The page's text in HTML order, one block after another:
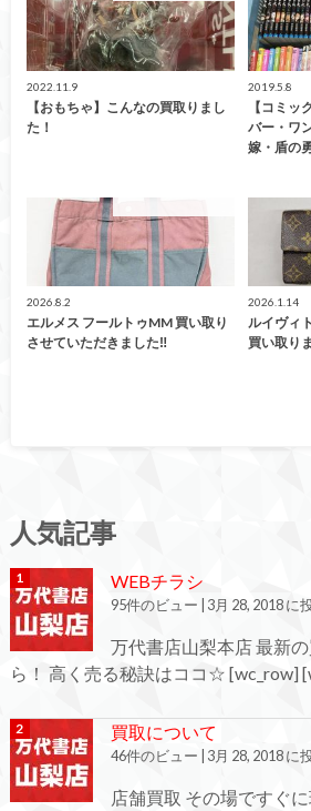
2022.11.9
【おもちゃ】こんなの買取りまし
た！
2019.5.8
【コミ
バー・ワ
嫁・盾の
2026.8.2
エルメス フールトゥMM 買い取り
させていただきました‼︎
2026.1.14
ルイヴィ
買い取り
人気記事
WEBチラシ
95件のビュー 3月 28, 2018 に
万代書店山梨本店 最新
ら！ 高く売る秘訣はココ☆ [wc_row]
買取について
46件のビュー 3月 28, 2018 に
店舗買取 その場ですぐ